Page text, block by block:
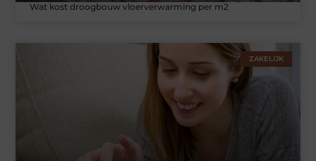
Wat kost droogbouw vloerverwarming per m2
ZAKELIJK